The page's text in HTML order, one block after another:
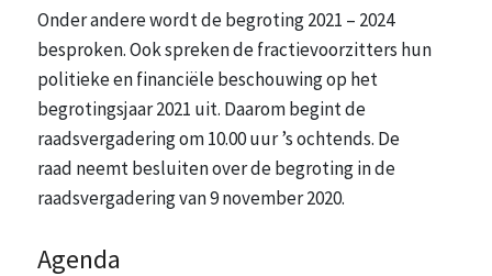
Onder andere wordt de begroting 2021 – 2024
besproken. Ook spreken de fractievoorzitters hun
politieke en financiële beschouwing op het
begrotingsjaar 2021 uit. Daarom begint de
raadsvergadering om 10.00 uur ’s ochtends. De
raad neemt besluiten over de begroting in de
raadsvergadering van 9 november 2020.
Agenda